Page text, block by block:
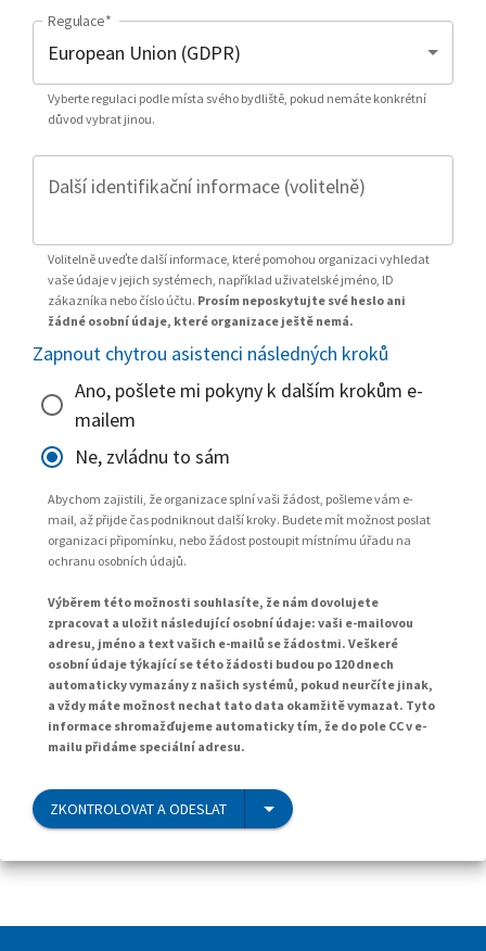
Regulace*
Vyberte regulaci podle místa svého bydliště, pokud nemáte konkrétní
důvod vybrat jinou.
Další identifikační informace (volitelně)
Volitelně uveďte další informace, které pomohou organizaci vyhledat
vaše údaje v jejich systémech, například uživatelské jméno, ID
zákazníka nebo číslo účtu. Prosím neposkytujte své heslo ani
žádné osobní údaje, které organizace ještě nemá.
Zapnout chytrou asistenci následných kroků
Ano, pošlete mi pokyny k dalším krokům e-
mailem
Ne, zvládnu to sám
Abychom zajistili, že organizace splní vaši žádost, pošleme vám e-
mail, až přijde čas podniknout další kroky. Budete mít možnost poslat
organizaci připomínku, nebo žádost postoupit místnímu úřadu na
ochranu osobních údajů.
Výběrem této možnosti souhlasíte, že nám dovolujete
zpracovat a uložit následující osobní údaje: vaši e-mailovou
adresu, jméno a text vašich e-mailů se žádostmi. Veškeré
osobní údaje týkající se této žádosti budou po 120 dnech
automaticky vymazány z našich systémů, pokud neurčíte jinak,
a vždy máte možnost nechat tato data okamžitě vymazat. Tyto
informace shromažďujeme automaticky tím, že do pole CC v e-
mailu přidáme speciální adresu.
ZKONTROLOVAT A ODESLAT